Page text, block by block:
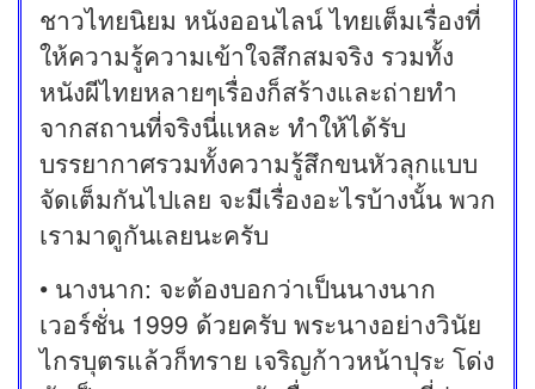
ชาวไทยนิยม หนังออนไลน์ ไทยเต็มเรื่องที่
ให้ความรู้ความเข้าใจสึกสมจริง รวมทั้ง
หนังผีไทยหลายๆเรื่องก็สร้างและถ่ายทำ
จากสถานที่จริงนี่แหละ ทำให้ได้รับ
บรรยากาศรวมทั้งความรู้สึกขนหัวลุกแบบ
จัดเต็มกันไปเลย จะมีเรื่องอะไรบ้างนั้น พวก
เรามาดูกันเลยนะครับ
• นางนาก: จะต้องบอกว่าเป็นนางนาก
เวอร์ชั่น 1999 ด้วยครับ พระนางอย่างวินัย
ไกรบุตรแล้วก็ทราย เจริญก้าวหน้าปุระ โด่ง